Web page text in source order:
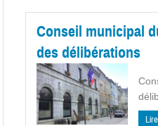
Conseil municipal
des délibérations